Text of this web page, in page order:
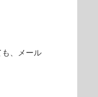
、メール